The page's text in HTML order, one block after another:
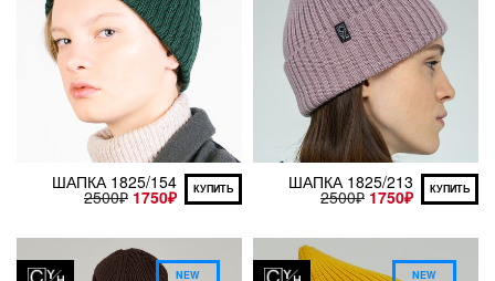
ШАПКА 1825/154
2500₽ 1750₽ КУПИТЬ ШАПКА 1825/213
2500₽ 1750₽ КУПИТЬ
NEW NEW